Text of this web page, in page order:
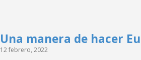
Una manera de hacer
12 febrero, 2022